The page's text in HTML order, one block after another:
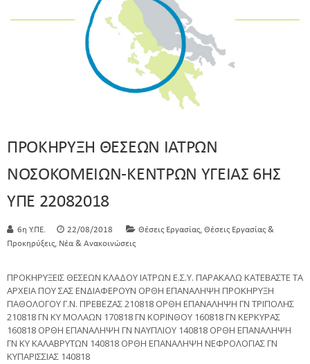
ΠΡΟΚΗΡΥΞΗ ΘΕΣΕΩΝ ΙΑΤΡΩΝ
ΝΟΣΟΚΟΜΕΙΩΝ-ΚΕΝΤΡΩΝ ΥΓΕΙΑΣ 6ΗΣ
ΥΠΕ 22082018
6η Υ.ΠΕ. 22/08/2018 Θέσεις Εργασίας, Θέσεις Εργασίας &
Προκηρύξεις, Νέα & Ανακοινώσεις
ΠΡΟΚΗΡΥΞΕΙΣ ΘΕΣΕΩΝ ΚΛΑΔΟΥ ΙΑΤΡΩΝ Ε.Σ.Υ. ΠΑΡΑΚΑΛΩ ΚΑΤΕΒΑΣΤΕ ΤΑ
ΑΡΧΕΙΑ ΠΟΥ ΣΑΣ ΕΝΔΙΑΦΕΡΟΥΝ ΟΡΘΗ ΕΠΑΝΑΛΗΨΗ ΠΡΟΚΗΡΥΞΗ
ΠΑΘΟΛΟΓΟΥ Γ.Ν. ΠΡΕΒΕΖΑΣ 210818 ΟΡΘΗ ΕΠΑΝΑΛΗΨΗ ΓΝ ΤΡΙΠΟΛΗΣ
210818 ΓΝ ΚΥ ΜΟΛΑΩΝ 170818 ΓΝ ΚΟΡΙΝΘΟΥ 160818 ΓΝ ΚΕΡΚΥΡΑΣ
160818 ΟΡΘΗ ΕΠΑΝΑΛΗΨΗ ΓΝ ΝΑΥΠΛΙΟΥ 140818 ΟΡΘΗ ΕΠΑΝΑΛΗΨΗ
ΓΝ ΚΥ ΚΑΛΑΒΡΥΤΩΝ 140818 ΟΡΘΗ ΕΠΑΝΑΛΗΨΗ ΝΕΦΡΟΛΟΓΙΑΣ ΓΝ
ΚΥΠΑΡΙΣΣΙΑΣ 140818